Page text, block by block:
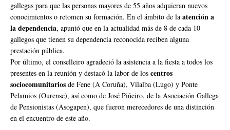
gallegas para que las personas mayores de 55 años adquieran nuevos
conocimientos o retomen su formación. En el ámbito de la atención a
la dependencia, apuntó que en la actualidad más de 8 de cada 10
gallegos que tienen su dependencia reconocida reciben alguna
prestación pública.
Por último, el conselleiro agradeció la asistencia a la fiesta a todos los
presentes en la reunión y destacó la labor de los centros
sociocomunitarios de Fene (A Coruña), Vilalba (Lugo) y Ponte
Pelamios (Ourense), así como de José Piñeiro, de la Asociación Gallega
de Pensionistas (Asogapen), que fueron merecedores de una distinción
en el encuentro de este año.